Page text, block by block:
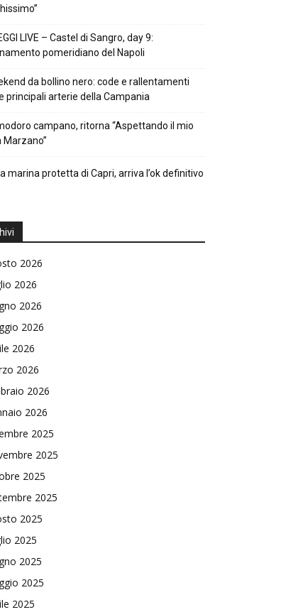
LIVE – Castel di Sangro, day 9:
pomeridiano del Napoli
da bollino nero: code e rallentamenti
principali arterie della Campania
campano, ritorna “Aspettando il mio
Marzano”
marina protetta di Capri, arriva l’ok definitivo
2026
2026
2026
2026
2026
2026
2026
2026
2025
2025
2025
2025
2025
2025
2025
2025
2025